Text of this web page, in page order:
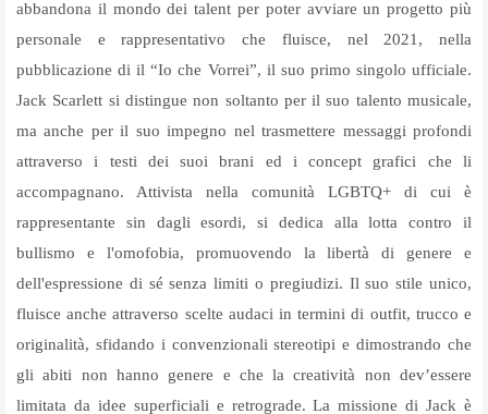
abbandona il mondo dei talent per poter avviare un progetto più
personale e rappresentativo che fluisce, nel 2021, nella
pubblicazione di il “Io che Vorrei”, il suo primo singolo ufficiale.
Jack Scarlett si distingue non soltanto per il suo talento musicale,
ma anche per il suo impegno nel trasmettere messaggi profondi
attraverso i testi dei suoi brani ed i concept grafici che li
accompagnano. Attivista nella comunità LGBTQ+ di cui è
rappresentante sin dagli esordi, si dedica alla lotta contro il
bullismo e l'omofobia, promuovendo la libertà di genere e
dell'espressione di sé senza limiti o pregiudizi. Il suo stile unico,
fluisce anche attraverso scelte audaci in termini di outfit, trucco e
originalità, sfidando i convenzionali stereotipi e dimostrando che
gli abiti non hanno genere e che la creatività non dev’essere
limitata da idee superficiali e retrograde. La missione di Jack è